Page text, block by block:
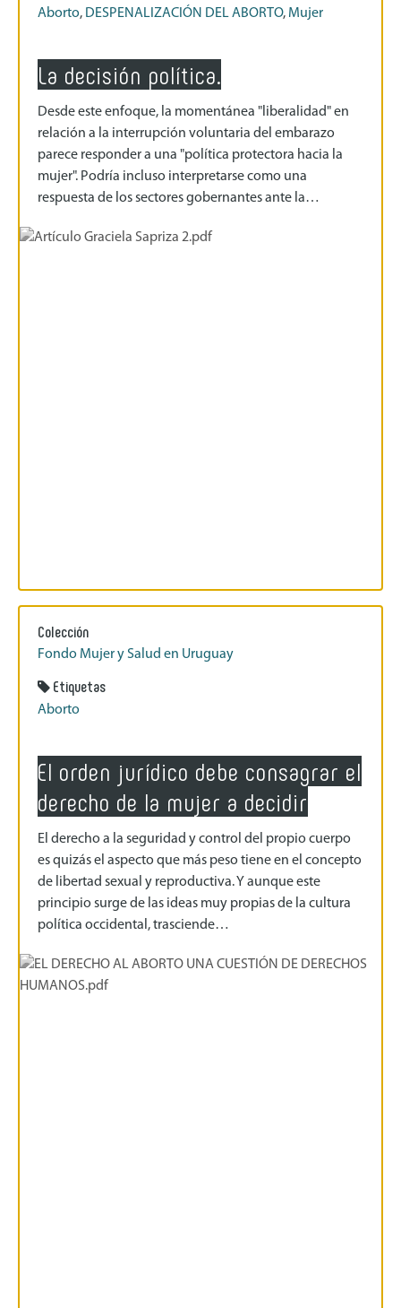
Aborto, DESPENALIZACIÓN DEL ABORTO, Mujer
La decisión política.
Desde este enfoque, la momentánea "liberalidad" en
relación a la interrupción voluntaria del embarazo
parece responder a una "política protectora hacia la
mujer". Podría incluso interpretarse como una
respuesta de los sectores gobernantes ante la…
Colección
Fondo Mujer y Salud en Uruguay
Etiquetas
Aborto
El orden jurídico debe consagrar el
derecho de la mujer a decidir
El derecho a la seguridad y control del propio cuerpo
es quizás el aspecto que más peso tiene en el concepto
de libertad sexual y reproductiva. Y aunque este
principio surge de las ideas muy propias de la cultura
política occidental, trasciende…